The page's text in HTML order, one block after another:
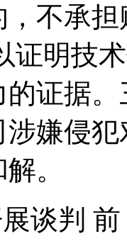
不承
证明技
证据
嫌侵
。
判 前